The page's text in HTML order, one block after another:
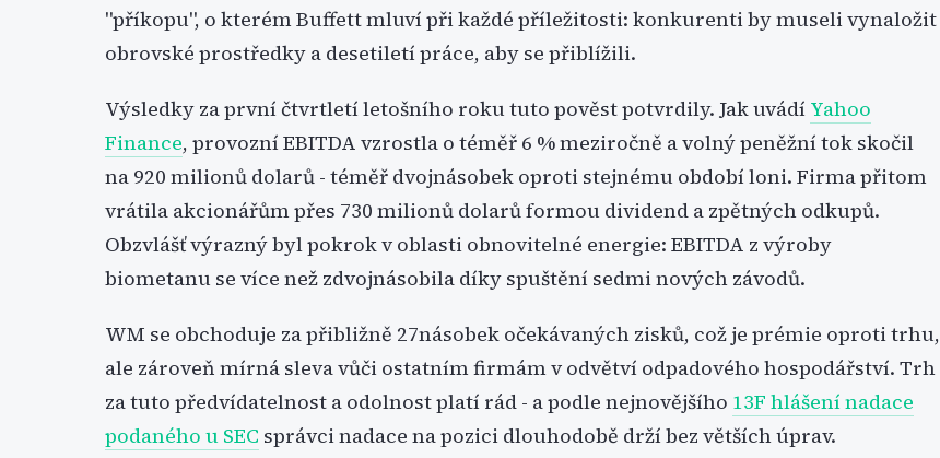
"příkopu", o kterém Buffett mluví při každé příležitosti: konkurenti by museli vynaložit
obrovské prostředky a desetiletí práce, aby se přiblížili.
Výsledky za první čtvrtletí letošního roku tuto pověst potvrdily. Jak uvádí Yahoo
Finance, provozní EBITDA vzrostla o téměř 6 % meziročně a volný peněžní tok skočil
na 920 milionů dolarů - téměř dvojnásobek oproti stejnému období loni. Firma přitom
vrátila akcionářům přes 730 milionů dolarů formou dividend a zpětných odkupů.
Obzvlášť výrazný byl pokrok v oblasti obnovitelné energie: EBITDA z výroby
biometanu se více než zdvojnásobila díky spuštění sedmi nových závodů.
WM se obchoduje za přibližně 27násobek očekávaných zisků, což je prémie oproti trhu,
ale zároveň mírná sleva vůči ostatním firmám v odvětví odpadového hospodářství. Trh
za tuto předvídatelnost a odolnost platí rád - a podle nejnovějšího 13F hlášení nadace
podaného u SEC správci nadace na pozici dlouhodobě drží bez větších úprav.